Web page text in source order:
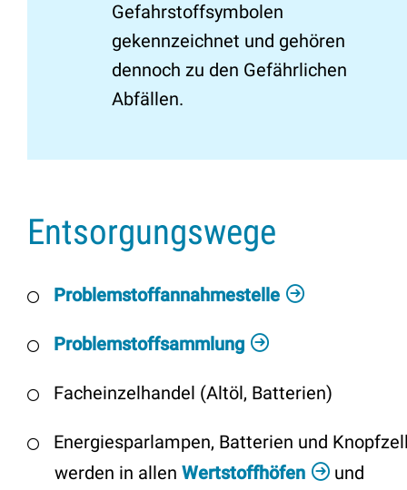
Gefahrstoffsymbolen
gekennzeichnet und gehören
dennoch zu den Gefährlichen
Abfällen.
Entsorgungswege
Problemstoffannahmestelle
Problemstoffsammlung
Facheinzelhandel (Altöl, Batterien)
Energiesparlampen, Batterien und
werden in allen Wertstoffhöfen
und